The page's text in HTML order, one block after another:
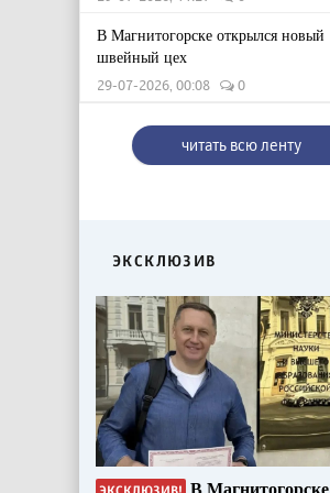
В Магнитогорске открылся новый
швейный цех
29-07-2026, 00:08 0
читать всю ленту
ЭКСКЛЮЗИВ